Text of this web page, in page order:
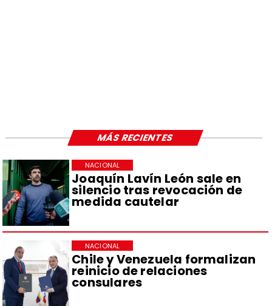
Joaquín Lavín León sale en
silencio tras revocación de
medida cautelar
NACIONAL
Chile y Venezuela formalizan
reinicio de relaciones
consulares
NACIONAL
MÁS RECIENTES